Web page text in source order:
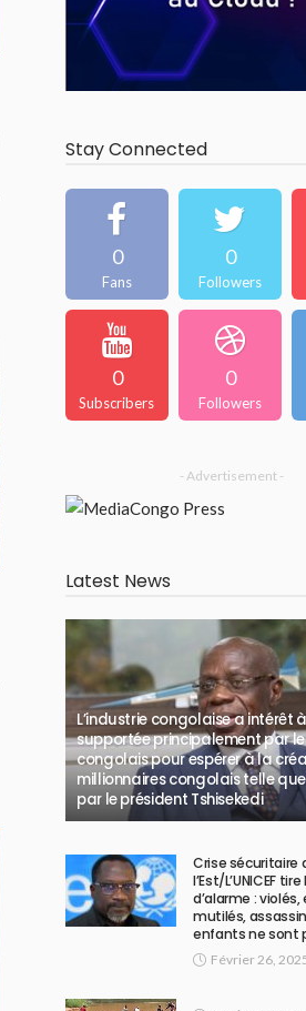
Stay Connected
0
Fans
0
Followers
0
Subscribers
0
Followers
- Advertisement -
Latest News
L’industrie congolaise a intérêt
supportée principalement par
congolais pour espérer à la
millionnaires congolais telle
par le président Tshisekedi
Crise sécuritaire
l’Est/L’UNICEF
d’alarme : violés,
mutilés,
enfants ne sont
Février 26,